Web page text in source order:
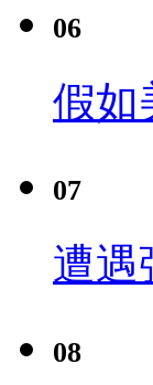
06
假如
07
遭遇
08